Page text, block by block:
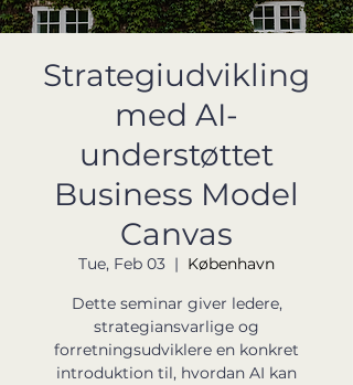
Strategiudvikling
med AI-
understøttet
Business Model
Canvas
Tue, Feb 03
  |
København
Dette seminar giver ledere,
strategiansvarlige og
forretningsudviklere en konkret
introduktion til, hvordan AI kan